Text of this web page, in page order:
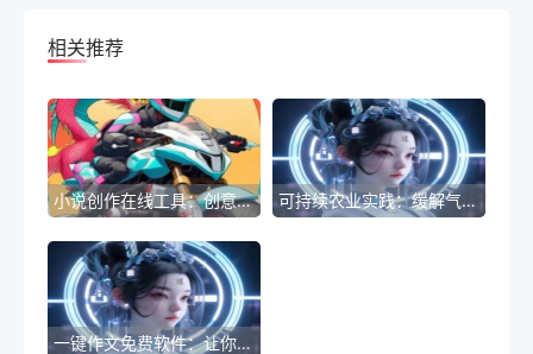
相关推荐
小说创作在线工具：创意小说写作平台 可持续农业实践：缓解气候变化影响的有效方式
一键作文免费软件：让你的文章快速超越他人